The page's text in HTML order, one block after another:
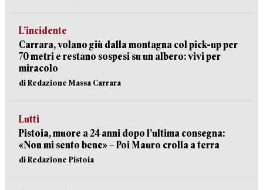
L’incidente
Carrara, volano giù dalla montagna col pick-up per
70 metri e restano sospesi su un albero: vivi per
miracolo
di Redazione Massa Carrara
Lutti
Pistoia, muore a 24 anni dopo l’ultima consegna:
«Non mi sento bene» – Poi Mauro crolla a terra
di Redazione Pistoia